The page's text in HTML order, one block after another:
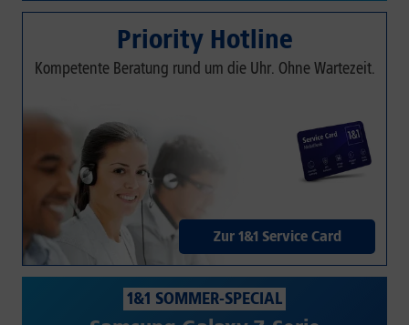
Priority Hotline
Kompetente Beratung rund um die Uhr. Ohne Wartezeit.
Zur 1&1 Service Card
1&1 SOMMER-SPECIAL